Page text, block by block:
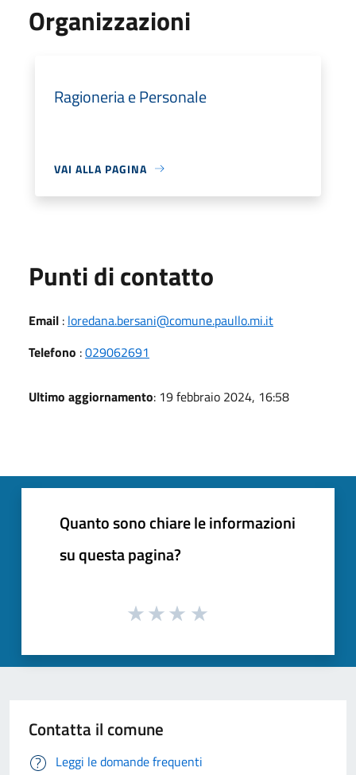
Organizzazioni
Ragioneria e Personale
VAI ALLA PAGINA
Punti di contatto
Email : loredana.bersani@comune.paullo.mi.it
Telefono :029062691
Ultimo aggiornamento: 19 febbraio 2024, 16:58
Quanto sono chiare le informazioni
su questa pagina?
Contatta il comune
Leggi le domande frequenti